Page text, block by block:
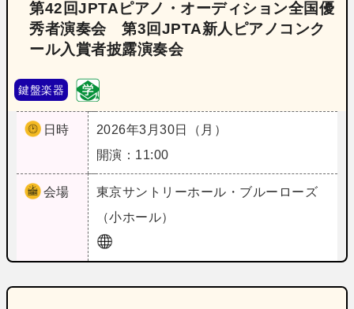
第42回JPTAピアノ・オーディション全国優
秀者演奏会 第3回JPTA新人ピアノコンク
ール入賞者披露演奏会
鍵盤楽器
日時
2026年3月30日（月）
開演：11:00
会場 東京サントリーホール・ブルーローズ
（小ホール）